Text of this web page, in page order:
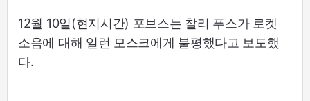
12월 10일(현지시간) 포브스는 찰리 푸스가 로켓
소음에 대해 일런 모스크에게 불평했다고 보도했
다.